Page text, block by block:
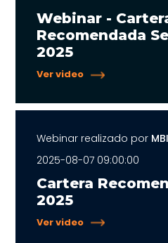
Webinar -
Recomendada
2025
Ver video
Webinar realizado por MBI
2025-08-07 09:00:00
Cartera
2025
Ver video